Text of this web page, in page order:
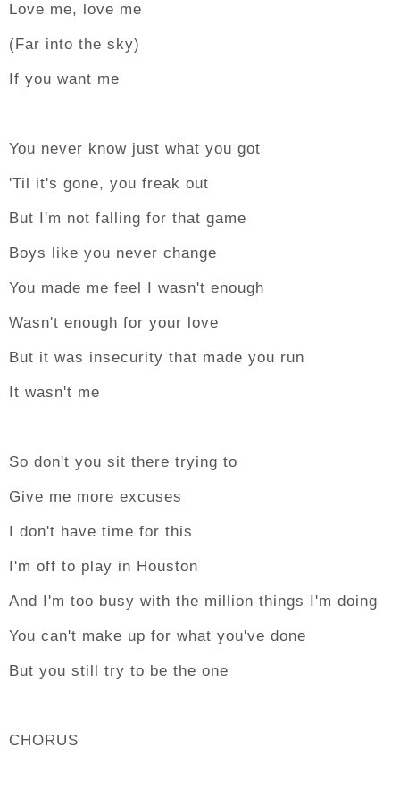
Love me, love me
(Far into the sky)
If you want me
You never know just what you got
'Til it's gone, you freak out
But I'm not falling for that game
Boys like you never change
You made me feel I wasn't enough
Wasn't enough for your love
But it was insecurity that made you run
It wasn't me
So don't you sit there trying to
Give me more excuses
I don't have time for this
I'm off to play in Houston
And I'm too busy with the million things I'm doing
You can't make up for what you've done
But you still try to be the one
CHORUS